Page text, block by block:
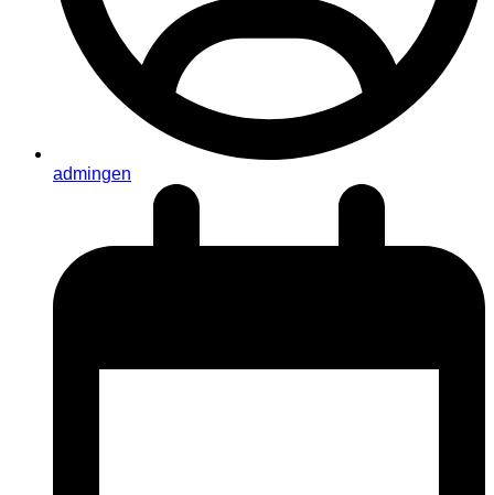
admingen